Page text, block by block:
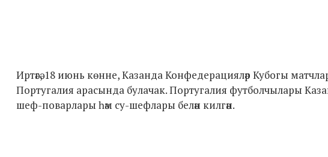
Иртәгә, 18 июнь көнне, Казанда Конфедерацияләр Кубогы
Португалия арасында булачак. Португалия футболчылары
шеф-поварлары һәм су-шефлары белән килгән.